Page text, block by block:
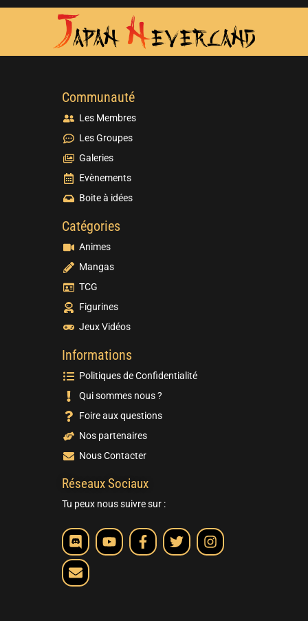
Communauté
Les Membres
Les Groupes
Galeries
Evènements
Boite à idées
Catégories
Animes
Mangas
TCG
Figurines
Jeux Vidéos
Informations
Politiques de Confidentialité
Qui sommes nous ?
Foire aux questions
Nos partenaires
Nous Contacter
Réseaux Sociaux
Tu peux nous suivre sur :